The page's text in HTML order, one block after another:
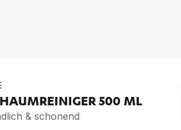
500 ML
& schonend